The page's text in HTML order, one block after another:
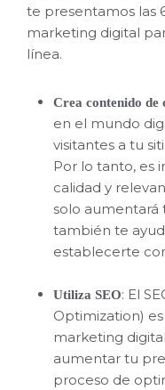
te presentamos las
marketing digital
línea.
Crea contenido de
en el mundo
visitantes a tu
Por lo tanto, es
calidad y
solo aumentará
también te
establecerte
Utiliza SEO: El
Optimization)
marketing
aumentar tu
proceso de